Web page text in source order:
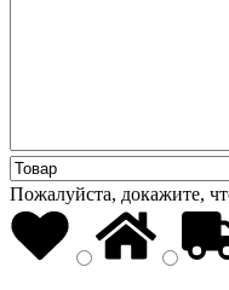
Пожалуйста, докажите,